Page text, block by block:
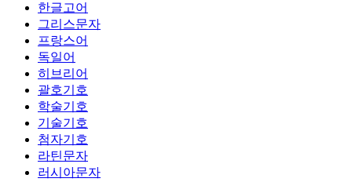
한글고어
그리스문자
프랑스어
독일어
히브리어
괄호기호
학술기호
기술기호
첨자기호
라틴문자
러시아문자